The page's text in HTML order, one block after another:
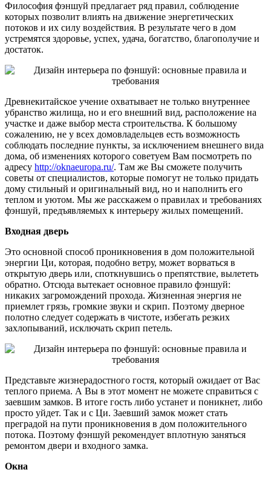
Философия фэншуй предлагает ряд правил, соблюдение
которых позволит влиять на движение энергетических
потоков и их силу воздействия. В результате чего в дом
устремятся здоровье, успех, удача, богатство, благополучие и
достаток.
Древнекитайское учение охватывает не только внутреннее
убранство жилища, но и его внешний вид, расположение на
участке и даже выбор места строительства. К большому
сожалению, не у всех домовладельцев есть возможность
соблюдать последние пункты, за исключением внешнего вида
дома, об изменениях которого советуем Вам посмотреть по
адресу http://oknaeuropa.ru/. Там же Вы сможете получить
советы от специалистов, которые помогут не только придать
дому стильный и оригинальный вид, но и наполнить его
теплом и уютом. Мы же расскажем о правилах и требованиях
фэншуй, предъявляемых к интерьеру жилых помещений.
Входная дверь
Это основной способ проникновения в дом положительной
энергии Ци, которая, подобно ветру, может ворваться в
открытую дверь или, споткнувшись о препятствие, вылететь
обратно. Отсюда вытекает основное правило фэншуй:
никаких загромождений прохода. Жизненная энергия не
приемлет грязь, громкие звуки и скрип. Поэтому дверное
полотно следует содержать в чистоте, избегать резких
захлопываний, исключать скрип петель.
Представьте жизнерадостного гостя, который ожидает от Вас
теплого приема. А Вы в этот момент не можете справиться с
заевшим замков. В итоге гость либо устанет и поникнет, либо
просто уйдет. Так и с Ци. Заевший замок может стать
преградой на пути проникновения в дом положительного
потока. Поэтому фэншуй рекомендует вплотную заняться
ремонтом двери и входного замка.
Окна